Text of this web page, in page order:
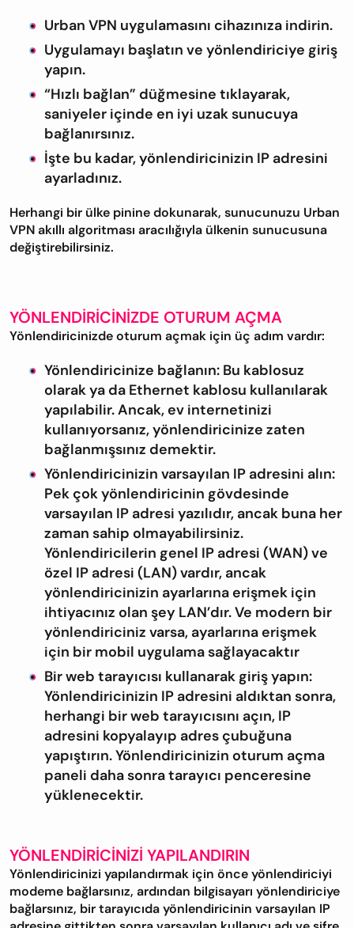
Urban VPN uygulamasını cihazınıza indirin.
Uygulamayı başlatın ve yönlendiriciye giriş
yapın.
“Hızlı bağlan” düğmesine tıklayarak,
saniyeler içinde en iyi uzak sunucuya
bağlanırsınız.
İşte bu kadar, yönlendiricinizin IP adresini
ayarladınız.
Herhangi bir ülke pinine dokunarak, sunucunuzu Urban
VPN akıllı algoritması aracılığıyla ülkenin sunucusuna
değiştirebilirsiniz.
YÖNLENDIRICINIZDE OTURUM AÇMA
Yönlendiricinizde oturum açmak için üç adım vardır:
Yönlendiricinize bağlanın: Bu kablosuz
olarak ya da Ethernet kablosu kullanılarak
yapılabilir. Ancak, ev internetinizi
kullanıyorsanız, yönlendiricinize zaten
bağlanmışsınız demektir.
Yönlendiricinizin varsayılan IP adresini alın:
Pek çok yönlendiricinin gövdesinde
varsayılan IP adresi yazılıdır, ancak buna her
zaman sahip olmayabilirsiniz.
Yönlendiricilerin genel IP adresi (WAN) ve
özel IP adresi (LAN) vardır, ancak
yönlendiricinizin ayarlarına erişmek için
ihtiyacınız olan şey LAN’dır. Ve modern bir
yönlendiriciniz varsa, ayarlarına erişmek
için bir mobil uygulama sağlayacaktır
Bir web tarayıcısı kullanarak giriş yapın:
Yönlendiricinizin IP adresini aldıktan sonra,
herhangi bir web tarayıcısını açın, IP
adresini kopyalayıp adres çubuğuna
yapıştırın. Yönlendiricinizin oturum açma
paneli daha sonra tarayıcı penceresine
yüklenecektir.
YÖNLENDIRICINIZI YAPILANDIRIN
Yönlendiricinizi yapılandırmak için önce yönlendiriciyi
modeme bağlarsınız, ardından bilgisayarı yönlendiriciye
bağlarsınız, bir tarayıcıda yönlendiricinin varsayılan IP